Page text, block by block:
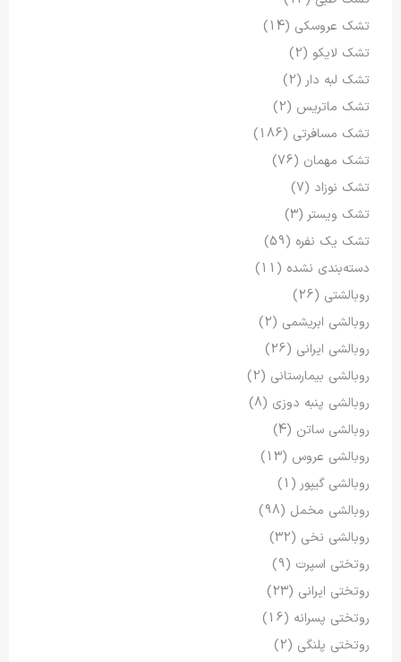
تشک عروسکی (14)
تشک لایکو (2)
تشک لبه دار (2)
تشک ماتریس (2)
تشک مسافرتی (186)
تشک مهمان (76)
تشک نوزاد (7)
تشک ویستر (3)
تشک یک نفره (59)
دسته‌بندی نشده (11)
روبالشتی (26)
روبالشی ابریشمی (2)
روبالشی ایرانی (26)
روبالشی بیمارستانی (2)
روبالشی پنبه دوزی (8)
روبالشی ساتن (4)
روبالشی عروس (13)
روبالشی گیپور (1)
روبالشی مخمل (98)
روبالشی نخی (32)
روتختی اسپرت (9)
روتختی ایرانی (23)
روتختی پسرانه (16)
روتختی پلنگی (2)